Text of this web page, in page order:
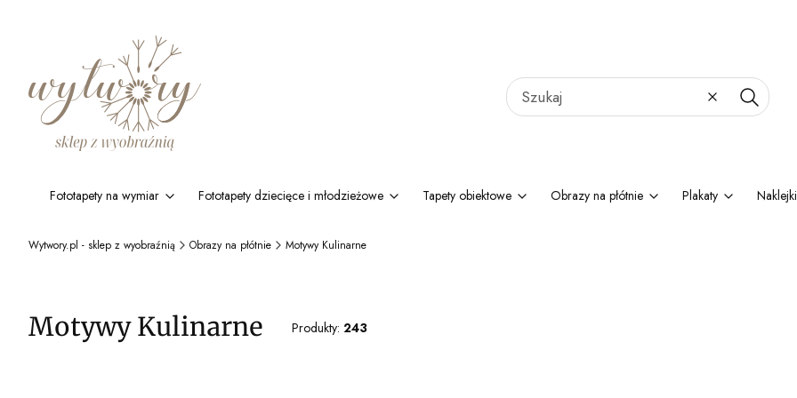
WyczyśćSzukaj
Fototapety na wymiar Fototapety dziecięce i młodzieżowe Tapety obiektowe Obrazy na płótnie Plakaty Naklejki
Wytwory.pl - sklep z wyobraźnią Obrazy na płótnie Motywy Kulinarne
Motywy Kulinarne Produkty: 243